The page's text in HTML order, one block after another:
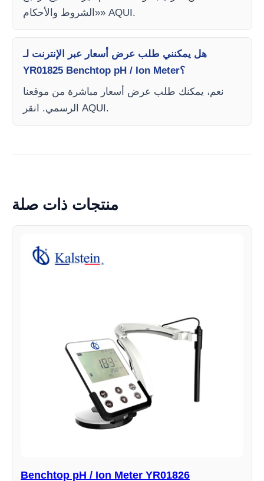
«الشروط والأحكام» AQUI.
هل يمكنني طلب عرض أسعار عبر الإنترنت لـ
YR01825 Benchtop pH / Ion Meter؟
نعم، يمكنك طلب عرض أسعار مباشرة من موقعنا
الرسمي. انقر AQUI.
منتجات ذات صلة
Benchtop pH / Ion Meter YR01826